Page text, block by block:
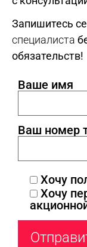
Запишитесь
специалиста
обязательств!
Ваше имя
Ваш номер
Хочу
Хочу